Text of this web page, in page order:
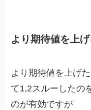
より期待値を上
より期待値を上げ
て1,2スルーしたの
のが有効ですが